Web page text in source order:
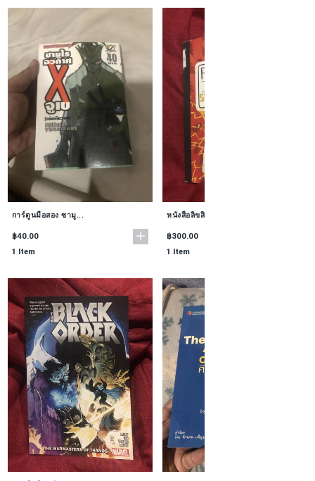
การ์ตูนมือสอง ซามู...
฿40.00
1 Item
หนังสือลิขสิทธิ์แท...
฿300.00
1 Item